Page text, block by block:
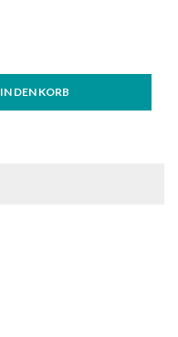
IN DEN KORB